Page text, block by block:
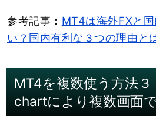
参考記事： MT4は海外FXと
い？国内有利な３つの理由と
MT4を複数使う方法
chartにより複数画面